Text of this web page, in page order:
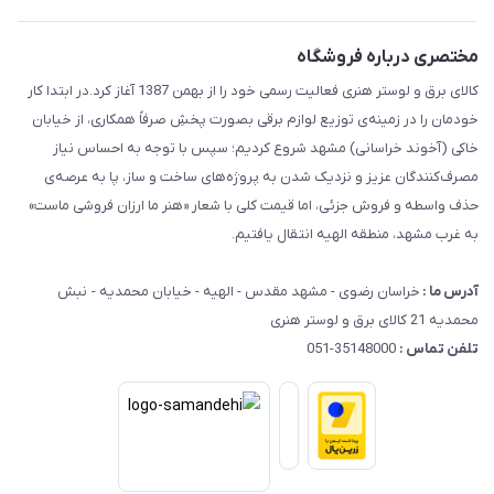
مختصری درباره فروشگاه
کالای برق و لوستر هنری فعالیت رسمی خود را از بهمن 1387 آغاز کرد.در ابتدا کار
خودمان را در زمینه‌ی توزیع لوازم برقی بصورت پخشِ صرفاً همکاری، از خیابان
خاکی (آخوند خراسانی) مشهد شروع کردیم؛ سپس با توجه به احساس نیاز
مصرف‌کنندگان عزیز و نزدیک شدن به پروژه‌های ساخت و ساز، پا به عرصه‌ی
حذف واسطه و فروش جزئی، اما قیمت کلی با شعار «هنر ما ارزان فروشی ماست»
به غرب مشهد، منطقه الهیه انتقال یافتیم.
آدرس ما : خراسان رضوی - مشهد مقدس - الهیه - خیابان محمدیه - نبش
محمدیه 21 کالای برق و لوستر هنری
تلفن تماس :